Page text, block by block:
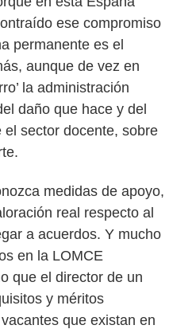
ese compromiso
permanente es el
aunque de vez en
la administración
daño que hace y del
sector docente, sobre
medidas de apoyo,
real respecto al
a acuerdos. Y mucho
en la LOMCE
que el director de un
y méritos
que existan en